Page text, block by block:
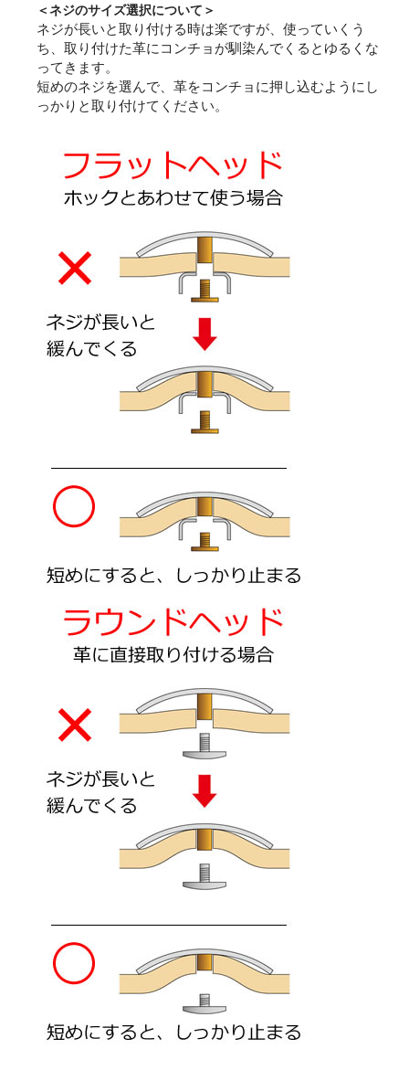
＜ネジのサイズ選択について＞
ネジが長いと取り付ける時は楽ですが、使っていくう
ち、取り付けた革にコンチョが馴染んでくるとゆるくな
ってきます。
短めのネジを選んで、革をコンチョに押し込むようにし
っかりと取り付けてください。